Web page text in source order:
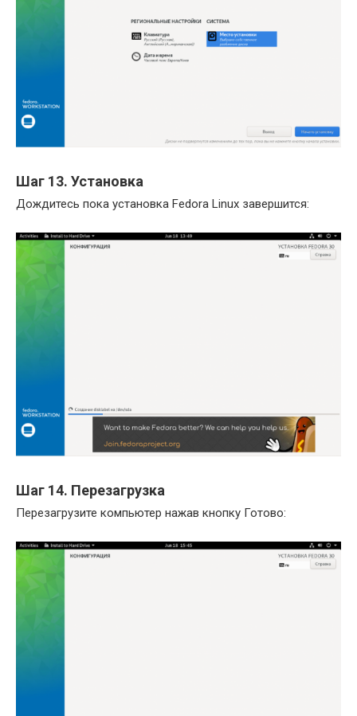
Шаг 13. Установка
Дождитесь пока установка Fedora Linux завершится:
Шаг 14. Перезагрузка
Перезагрузите компьютер нажав кнопку Готово: